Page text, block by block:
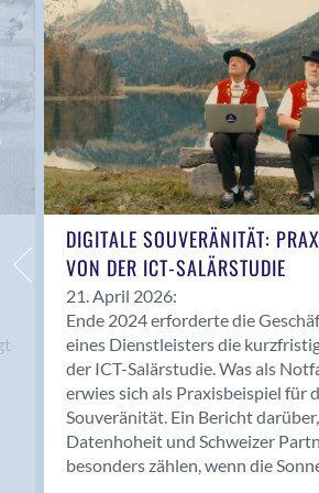
Anwil
Appenzell
Au SG
Baar
Baden
Balsthal
Balzers
Basel
Bassersdorf
Belp
Bendern
Benken (SG)
Bergdietikon
Berlin
Bern
Bern - Liebefeld
DIGITALE SOUVERÄNITÄT:
VON DER ICT-SALÄRSTUDIE
21. April 2026:
Ende 2024 erforderte die
eines Dienstleisters die
der ICT-Salärstudie. Was als
erwies sich als Praxisbeispiel für
Souveränität. Ein Bericht
Datenhoheit und Schweizer
besonders zählen, wenn die